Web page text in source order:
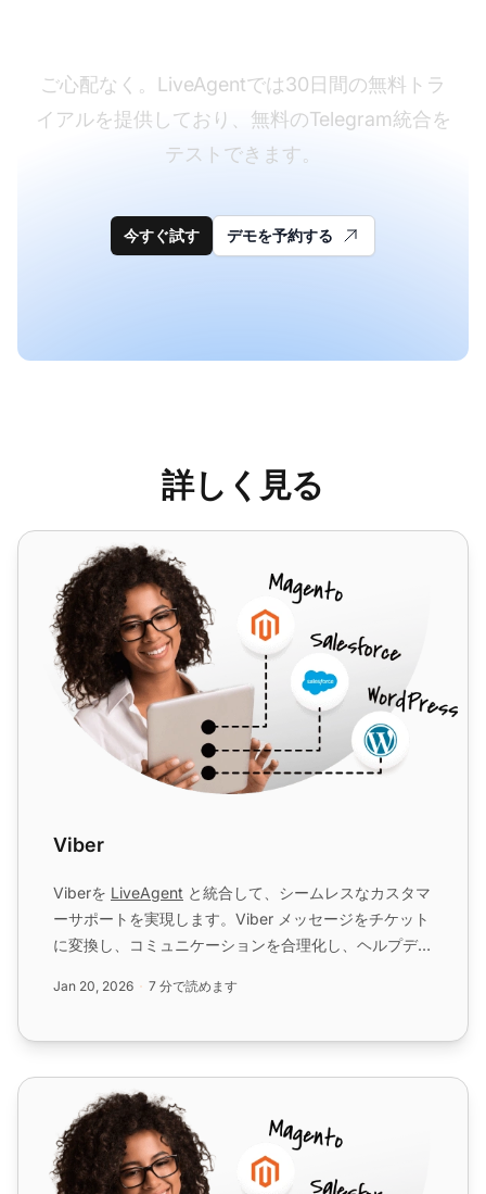
ご心配なく。LiveAgentでは30日間の無料トラ
イアルを提供しており、無料のTelegram統合を
テストできます。
今すぐ試す デモを予約する
詳しく見る
Viber
Viber
Viberを LiveAgent と統合して、シームレスなカスタマ
ーサポートを実現します。Viber メッセージをチケット
に変換し、コミュニケーションを合理化し、ヘルプデス
Jan 20, 2026 7 分で読めます
WhatsApp